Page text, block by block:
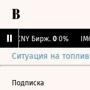
CNY Бирж. 0 0%
Ситуация на
Подписка